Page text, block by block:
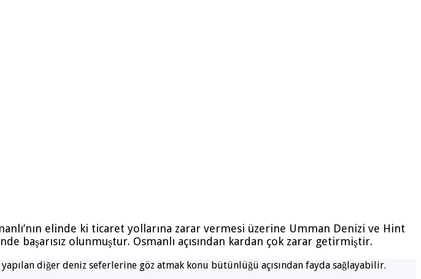
elinde ki ticaret yollarına zarar vermesi üzerine Umman Denizi ve Hint
başarısız olunmuştur. Osmanlı açısından kardan çok zarar getirmiştir.
diğer deniz seferlerine göz atmak konu bütünlüğü açısından fayda sağlayabilir.